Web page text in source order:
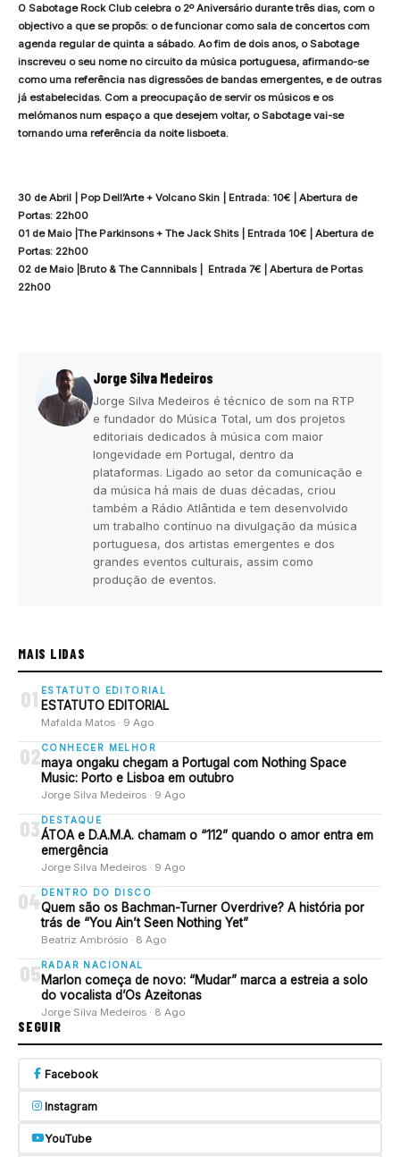
O Sabotage Rock Club celebra o 2º Aniversário durante três dias, com o
objectivo a que se propôs: o de funcionar como sala de concertos com
agenda regular de quinta a sábado. Ao fim de dois anos, o Sabotage
inscreveu o seu nome no circuito da música portuguesa, afirmando-se
como uma referência nas digressões de bandas emergentes, e de outras
já estabelecidas. Com a preocupação de servir os músicos e os
melómanos num espaço a que desejem voltar, o Sabotage vai-se
tornando uma referência da noite lisboeta.
30 de Abril | Pop Dell’Arte + Volcano Skin | Entrada: 10€ | Abertura de
Portas: 22h00
01 de Maio |The Parkinsons + The Jack Shits | Entrada 10€ | Abertura de
Portas: 22h00
02 de Maio |Bruto & The Cannnibals | Entrada 7€ | Abertura de Portas
22h00
Jorge Silva Medeiros
Jorge Silva Medeiros é técnico de som na RTP
e fundador do Música Total, um dos projetos
editoriais dedicados à música com maior
longevidade em Portugal, dentro da
plataformas. Ligado ao setor da comunicação e
da música há mais de duas décadas, criou
também a Rádio Atlântida e tem desenvolvido
um trabalho contínuo na divulgação da música
portuguesa, dos artistas emergentes e dos
grandes eventos culturais, assim como
produção de eventos.
MAIS LIDAS
01 ESTATUTO EDITORIAL
ESTATUTO EDITORIAL
Mafalda Matos · 9 Ago
02 CONHECER MELHOR
maya ongaku chegam a Portugal com Nothing Space
Music: Porto e Lisboa em outubro
Jorge Silva Medeiros · 9 Ago
03 DESTAQUE
ÁTOA e D.A.M.A. chamam o “112” quando o amor entra em
emergência
Jorge Silva Medeiros · 9 Ago
04DENTRO DO DISCO
Quem são os Bachman-Turner Overdrive? A história por
trás de “You Ain’t Seen Nothing Yet”
Beatriz Ambrósio · 8 Ago
05 RADAR NACIONAL
Marlon começa de novo: “Mudar” marca a estreia a solo
do vocalista d’Os Azeitonas
Jorge Silva Medeiros · 8 Ago
SEGUIR
Facebook
Instagram
YouTube